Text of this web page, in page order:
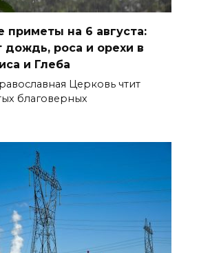
БОЛЬШЕ НОВОСТЕЙ
приметы на 6 августа:
дождь, роса и орехи в
и Глеба
Церковь чтит
благоверных